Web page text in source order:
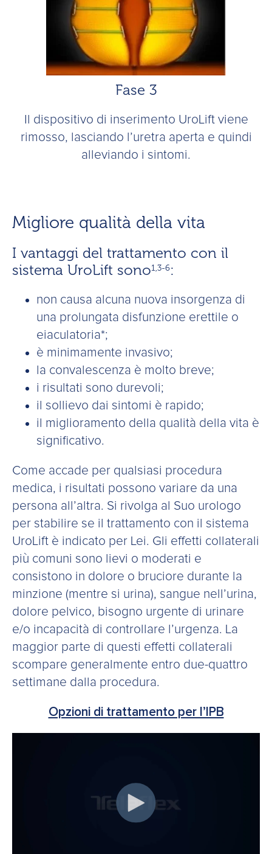
Fase 3
Il dispositivo di inserimento UroLift viene
rimosso, lasciando l’uretra aperta e quindi
alleviando i sintomi.
Migliore qualità della vita
I vantaggi del trattamento con il
sistema UroLift sono1,3-6:
non causa alcuna nuova insorgenza di
una prolungata disfunzione erettile o
eiaculatoria*;
è minimamente invasivo;
la convalescenza è molto breve;
i risultati sono durevoli;
il sollievo dai sintomi è rapido;
il miglioramento della qualità della vita è
significativo.
Come accade per qualsiasi procedura
medica, i risultati possono variare da una
persona all’altra. Si rivolga al Suo urologo
per stabilire se il trattamento con il sistema
UroLift è indicato per Lei. Gli effetti collaterali
più comuni sono lievi o moderati e
consistono in dolore o bruciore durante la
minzione (mentre si urina), sangue nell’urina,
dolore pelvico, bisogno urgente di urinare
e/o incapacità di controllare l’urgenza. La
maggior parte di questi effetti collaterali
scompare generalmente entro due-quattro
settimane dalla procedura.
Opzioni di trattamento per l’IPB